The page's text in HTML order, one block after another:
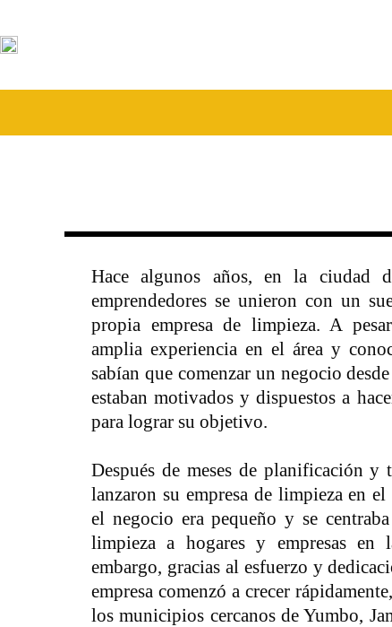
Hace algunos años, en la ciudad
emprendedores se unieron con un
propia empresa de limpieza. A
amplia experiencia en el área y
sabían que comenzar un negocio
estaban motivados y dispuestos a
para lograr su objetivo.
Después de meses de planificación y
lanzaron su empresa de limpieza en
el negocio era pequeño y se
limpieza a hogares y empresas
embargo, gracias al esfuerzo y
empresa comenzó a crecer
los municipios cercanos de Yumbo,